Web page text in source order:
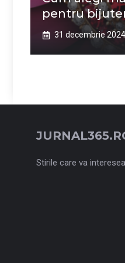
pentru
31 decembrie 2024
Stirile care va